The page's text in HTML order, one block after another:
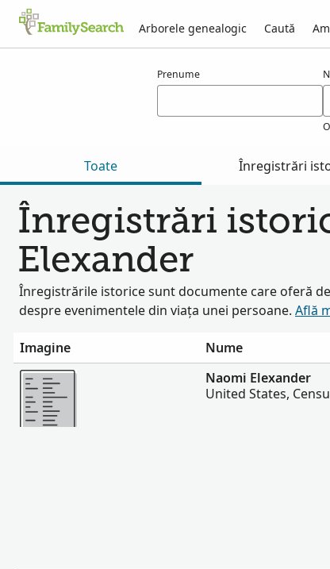
Arborele genealogic Caută
Prenume
Toate Înregistrări
Înregistrări
Elexander
Înregistrările istorice sunt documente care oferă
despre evenimentele din viața unei persoane. Află
Imagine Nume
Mai multe
Naomi Elexander
United States,